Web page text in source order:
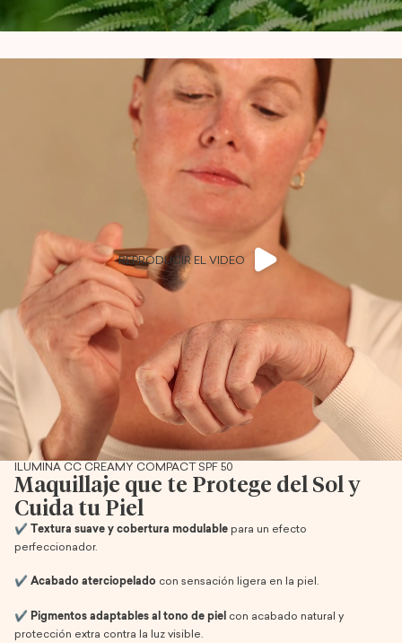
REPRODUCIR EL VIDEO
ILUMINA CC CREAMY COMPACT SPF 50
Maquillaje que te Protege del Sol y
Cuida tu Piel
✔️ Textura suave y cobertura modulable para un efecto
perfeccionador.
✔️ Acabado aterciopelado con sensación ligera en la piel.
✔️ Pigmentos adaptables al tono de piel con acabado natural y
protección extra contra la luz visible.